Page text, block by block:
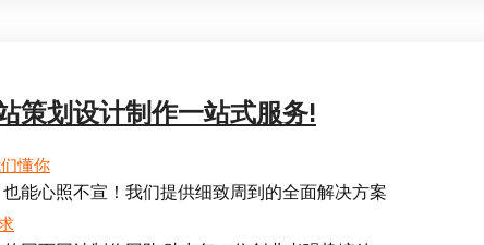
策划设计制作一站式服务!
懂你
能心照不宣！我们提供细致周到的全面解决方案